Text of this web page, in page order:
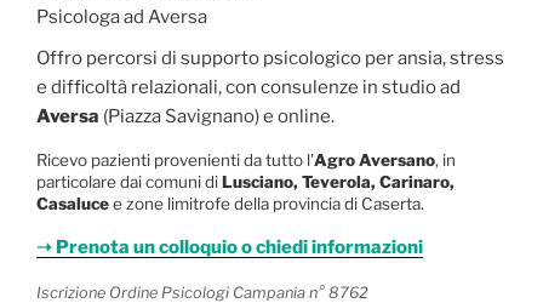
Psicologa ad Aversa
Offro percorsi di supporto psicologico per ansia, stress
e difficoltà relazionali, con consulenze in studio ad
Aversa (Piazza Savignano) e online.
Ricevo pazienti provenienti da tutto l'Agro Aversano, in
particolare dai comuni diLusciano, Teverola, Carinaro,
Casalucee zone limitrofe della provincia di Caserta.
➝ Prenota un colloquio o chiedi informazioni
Iscrizione Ordine Psicologi Campania n° 8762